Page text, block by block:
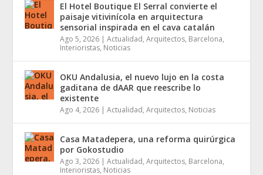
El Hotel Boutique El Serral convierte el
paisaje vitivinícola en arquitectura
sensorial inspirada en el cava catalán
Ago 5, 2026 |Actualidad,Arquitectos, Barcelona,
Interioristas, Noticias
OKU Andalusia, el nuevo lujo en la costa
gaditana de dAAR que reescribe lo
existente
Ago 4, 2026 |Actualidad,Arquitectos, Noticias
Casa Matadepera, una reforma quirúrgica
por Gokostudio
Ago 3, 2026 |Actualidad,Arquitectos, Barcelona,
Interioristas, Noticias